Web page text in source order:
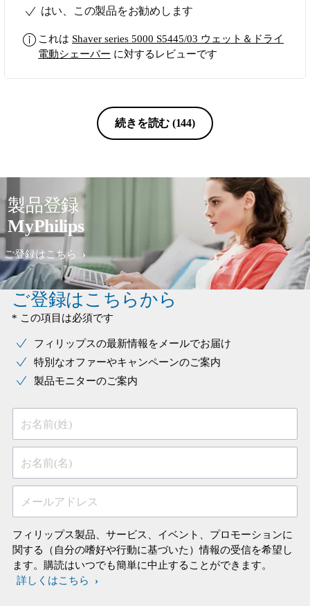
やさしく剃り上げてくれます。 ポッ
げの処理はできませんが、特に問題あ
りません。 電源のロック機能がある
はい、この製品をお勧めします
これは Shaver series 5000 S5445/03 ウェット＆ドライ
電動シェーバー に対するレビューです
続きを読む (144)
製品登録
MyPhilips
ご登録はこちら
ご登録はこちらから
* この項目は必須です
フィリップスの最新情報をメールでお届け
特別なオファーやキャンペーンのご案内
製品モニターのご案内
お名前(姓)
お名前(名)
メールアドレス
フィリップス製品、サービス、イベント、プロモーションに
関する（自分の嗜好や行動に基づいた）情報の受信を希望し
ます。購読はいつでも簡単に中止することができます。
詳しくはこちら